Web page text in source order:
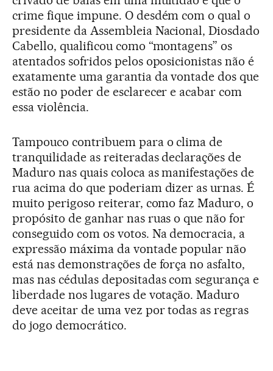
crime fique impune. O desdém com o qual o
presidente da Assembleia Nacional, Diosdado
Cabello, qualificou como “montagens” os
atentados sofridos pelos oposicionistas não é
exatamente uma garantia da vontade dos que
estão no poder de esclarecer e acabar com
essa violência.
Tampouco contribuem para o clima de
tranquilidade as reiteradas declarações de
Maduro nas quais coloca as manifestações de
rua acima do que poderiam dizer as urnas. É
muito perigoso reiterar, como faz Maduro, o
propósito de ganhar nas ruas o que não for
conseguido com os votos. Na democracia, a
expressão máxima da vontade popular não
está nas demonstrações de força no asfalto,
mas nas cédulas depositadas com segurança e
liberdade nos lugares de votação. Maduro
deve aceitar de uma vez por todas as regras
do jogo democrático.